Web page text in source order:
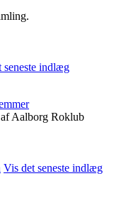
seneste indlæg
Aalborg Roklub
Vis det seneste indlæg